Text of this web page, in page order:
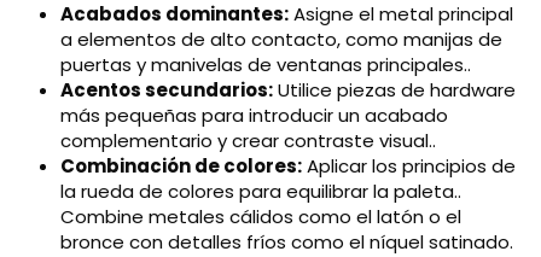
Acabados dominantes:Asigne el metal principal
a elementos de alto contacto, como manijas de
puertas y manivelas de ventanas principales..
Acentos secundarios:Utilice piezas de hardware
más pequeñas para introducir un acabado
complementario y crear contraste visual..
Combinación de colores:Aplicar los principios de
la rueda de colores para equilibrar la paleta..
Combine metales cálidos como el latón o el
bronce con detalles fríos como el níquel satinado.